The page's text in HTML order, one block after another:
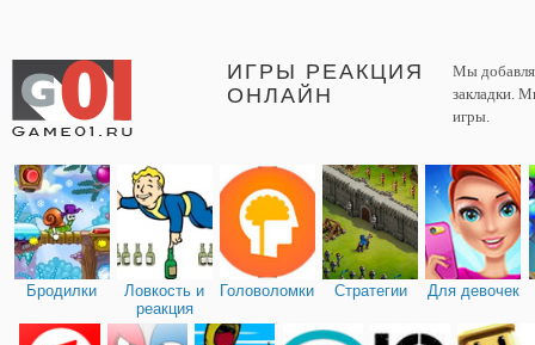
ИГРЫ РЕАКЦИЯ
ОНЛАЙН
Мы
закладки.
игры.
Бродилки
Ловкость и
реакция
Головоломки Стратегии Для девочек